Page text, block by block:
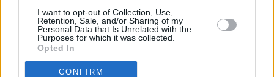
I want to opt-out of Collection, Use,
Retention, Sale, and/or Sharing of my
Personal Data that Is Unrelated with the
Purposes for which it was collected.
Opted In
CONFIRM
Roastbeef richtig braten
Mittel